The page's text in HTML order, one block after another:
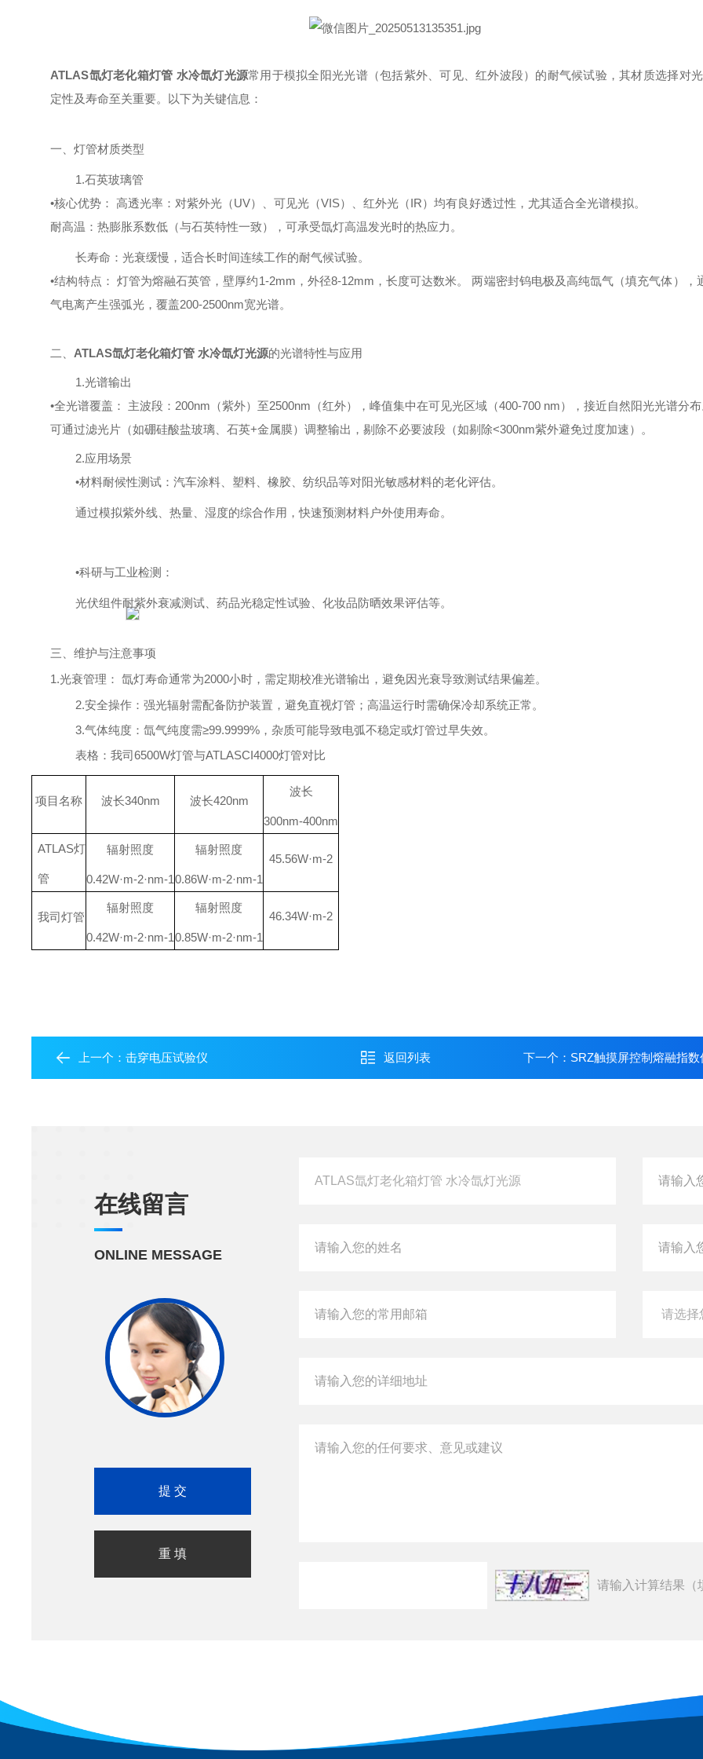
ATLAS氙灯老化箱灯管 水冷氙灯光源常用于模拟全阳光光谱（包括紫外、可见、红外波段）的耐气候试验，其材质选择对
定性及寿命至关重要。以下为关键信息：
一、灯管材质类型
1.石英玻璃管
•核心优势：
高透光率：对紫外光（UV）、可见光（VIS）、红外光（IR）均有良好透过性，尤其适合全光谱模拟。
耐高温：热膨胀系数低（与石英特性一致），可承受氙灯高温发光时的热应力。
长寿命：光衰缓慢，适合长时间连续工作的耐气候试验。
•结构特点： 灯管为熔融石英管，壁厚约1-2mm，外径8-12mm，长度可达数米。
两端密封钨电极及高纯氙气（填充气体），
气电离产生强弧光，覆盖200-2500nm宽光谱。
二、 ATLAS氙灯老化箱灯管 水冷氙灯光源的光谱特性与应用
1.光谱输出
•全光谱覆盖：
主波段： 200nm（紫外）至2500nm（红外），峰值集中在可见光区域（400-700 nm），接近自然阳光光谱分
可通过滤光片（如硼硅酸盐玻璃、石英+金属膜）调整输出，剔除不必要波段（如剔除<300nm紫外避免过度加速）。
2.应用场景
•材料耐候性测试：汽车涂料、塑料、橡胶、纺织品等对阳光敏感材料的老化评估。
通过模拟紫外线、热量、湿度的综合作用，快速预测材料户外使用寿命。
•科研与工业检测：
光伏组件耐紫外衰减测试、药品光稳定性试验、化妆品防晒效果评估等。
三、维护与注意事项
1.光衰管理：
氙灯寿命通常为2000小时，需定期校准光谱输出，避免因光衰导致测试结果偏差。
2.安全操作：强光辐射需配备防护装置，避免直视灯管；高温运行时需确保冷却系统正常。
3.气体纯度：氙气纯度需≥99.9999%，杂质可能导致电弧不稳定或灯管过早失效。
表格：我司6500W灯管与ATLASCI4000灯管对比
项目名称 波长340nm 波长420nm
波长
300nm-400nm
ATLAS灯
管
辐射照度
0.42W·m-2·nm-1
辐射照度
0.86W·m-2·nm-1
45.56W·m-2
我司灯管
辐射照度
0.42W·m-2·nm-1
辐射照度
0.85W·m-2·nm-1
46.34W·m-2
上一个：击穿电压试验仪 返回列表 下一个： SRZ触摸屏控制熔融指数
在线留言
ONLINE MESSAGE
请输入计算结果（